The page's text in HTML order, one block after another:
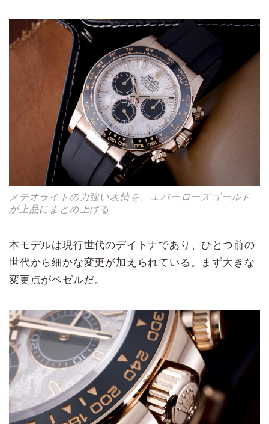
メテオライトの力強い表情を、エバーローズゴールド
が上品にまとめ上げる
本モデルは現行世代のデイトナであり、ひとつ前の
世代から細かな変更が加えられている。まず大きな
変更点がベゼルだ。